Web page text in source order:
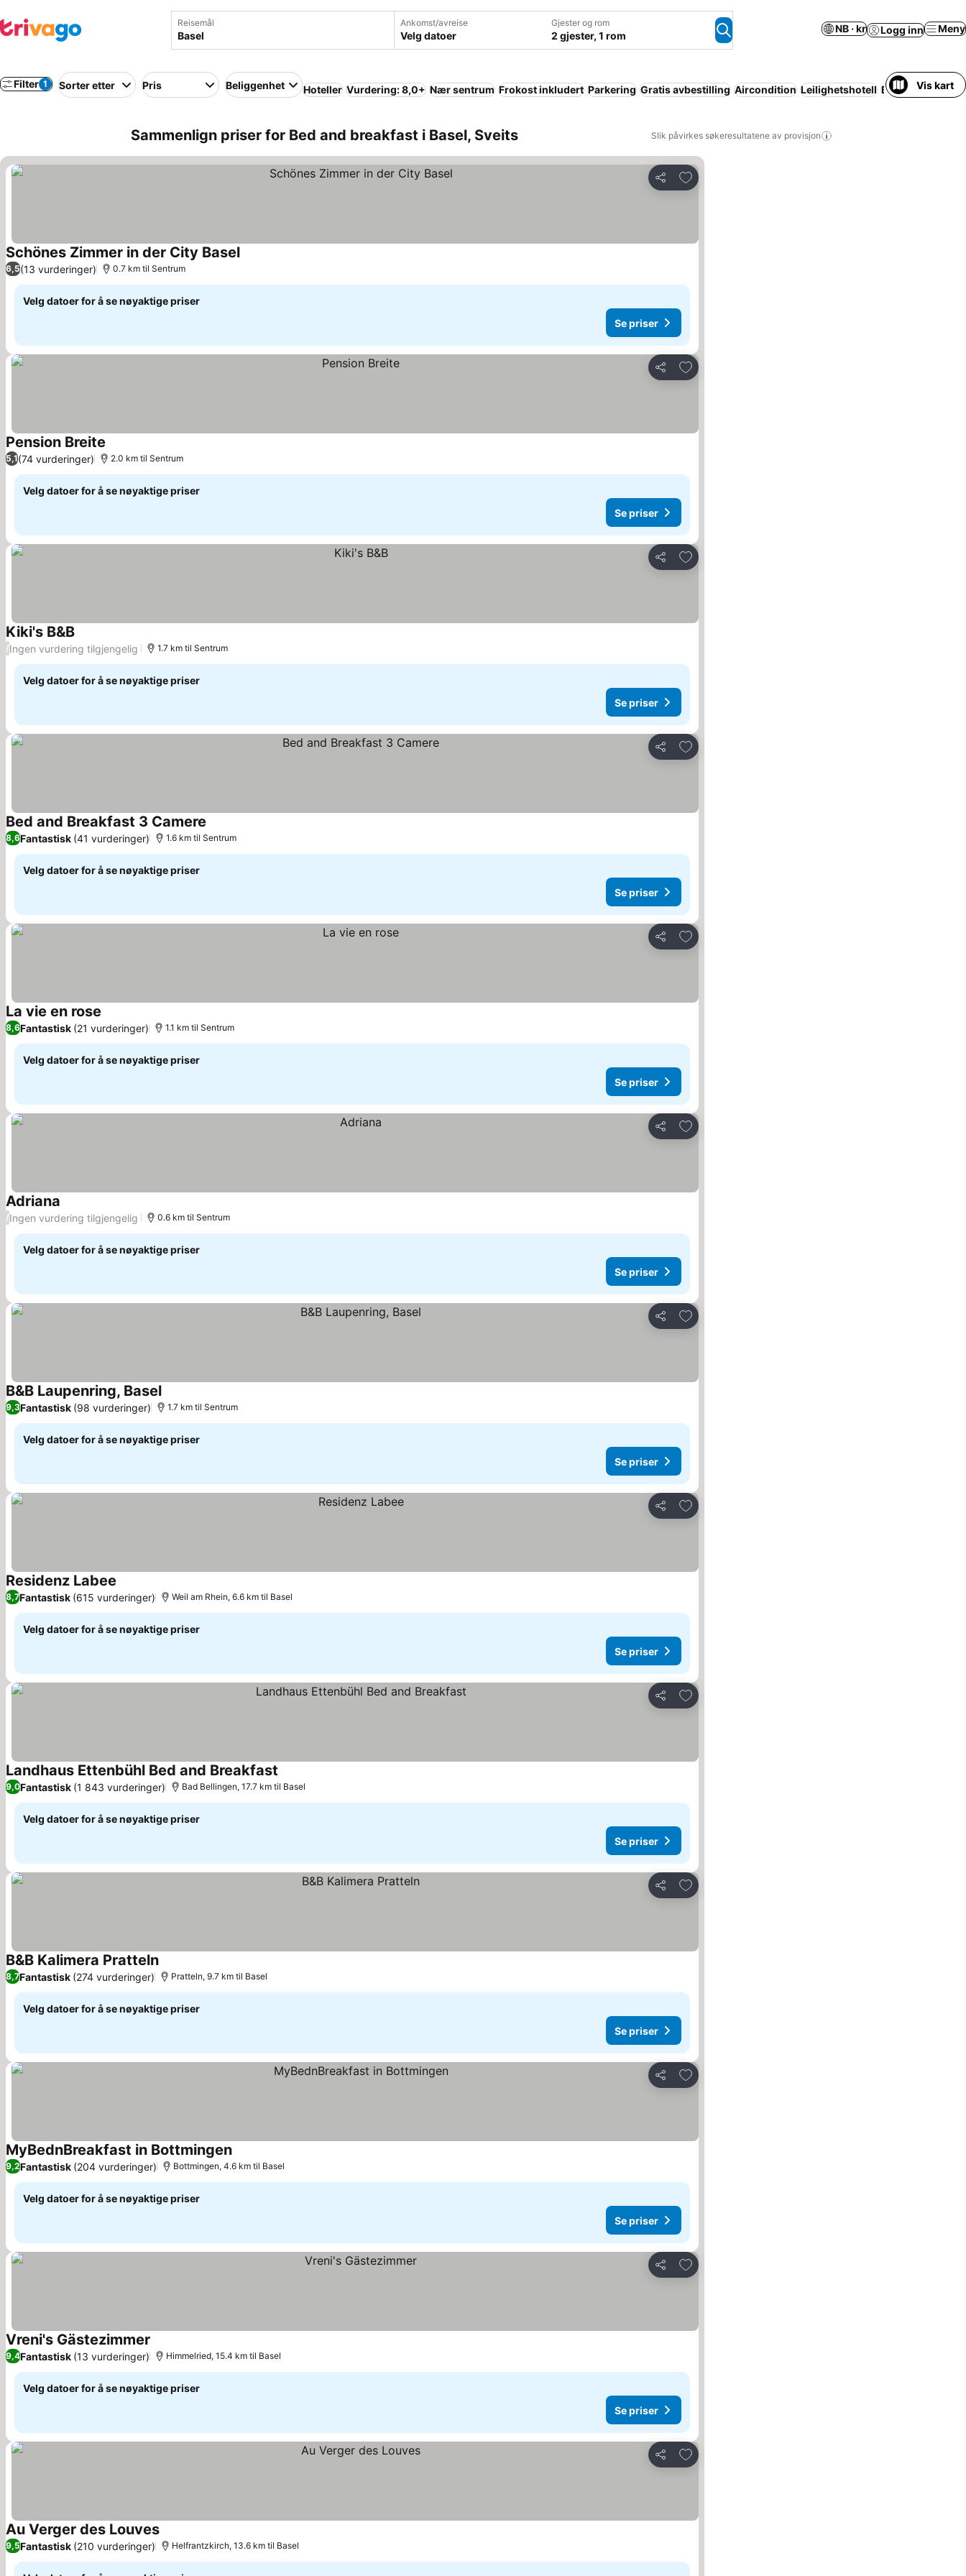
Reisemål Ankomst/avreise
Velg datoer
Gjester og rom
2 gjester, 1 rom
NB · kr Logg inn Meny
Filter 1 Sorter etter Pris Beliggenhet Hoteller Vurdering: 8,0+ Nær sentrum Frokost inkludert Parkering Gratis avbestilling Aircondition Leilighetshotell Basseng Resort
Vis kart
Sammenlign priser for Bed and breakfast i Basel, Sveits Slik påvirkes søkeresultatene av provisjon
Del
Legg til i favoritter
Schönes Zimmer in der City Basel
6,5(13 vurderinger) 0.7 km til Sentrum
Velg datoer for å se nøyaktige priser
Se priser
Del
Legg til i favoritter
Pension Breite
5,1(74 vurderinger) 2.0 km til Sentrum
Velg datoer for å se nøyaktige priser
Se priser
Del
Legg til i favoritter
Kiki's B&B
/Ingen vurdering tilgjengelig 1.7 km til Sentrum
Velg datoer for å se nøyaktige priser
Se priser
Del
Legg til i favoritter
Bed and Breakfast 3 Camere
8,6Fantastisk (41 vurderinger) 1.6 km til Sentrum
Velg datoer for å se nøyaktige priser
Se priser
Del
Legg til i favoritter
La vie en rose
8,6Fantastisk (21 vurderinger) 1.1 km til Sentrum
Velg datoer for å se nøyaktige priser
Se priser
Del
Legg til i favoritter
Adriana
/Ingen vurdering tilgjengelig 0.6 km til Sentrum
Velg datoer for å se nøyaktige priser
Se priser
Del
Legg til i favoritter
B&B Laupenring, Basel
9,3Fantastisk (98 vurderinger) 1.7 km til Sentrum
Velg datoer for å se nøyaktige priser
Se priser
Del
Legg til i favoritter
Residenz Labee
8,7Fantastisk (615 vurderinger) Weil am Rhein, 6.6 km til Basel
Velg datoer for å se nøyaktige priser
Se priser
Del
Legg til i favoritter
Landhaus Ettenbühl Bed and Breakfast
9,0Fantastisk (1 843 vurderinger) Bad Bellingen, 17.7 km til Basel
Velg datoer for å se nøyaktige priser
Se priser
Del
Legg til i favoritter
B&B Kalimera Pratteln
8,7Fantastisk (274 vurderinger) Pratteln, 9.7 km til Basel
Velg datoer for å se nøyaktige priser
Se priser
Del
Legg til i favoritter
MyBednBreakfast in Bottmingen
9,2Fantastisk (204 vurderinger) Bottmingen, 4.6 km til Basel
Velg datoer for å se nøyaktige priser
Se priser
Del
Legg til i favoritter
Vreni's Gästezimmer
9,4Fantastisk (13 vurderinger) Himmelried, 15.4 km til Basel
Velg datoer for å se nøyaktige priser
Se priser
Del
Legg til i favoritter
Au Verger des Louves
9,5Fantastisk (210 vurderinger) Helfrantzkirch, 13.6 km til Basel